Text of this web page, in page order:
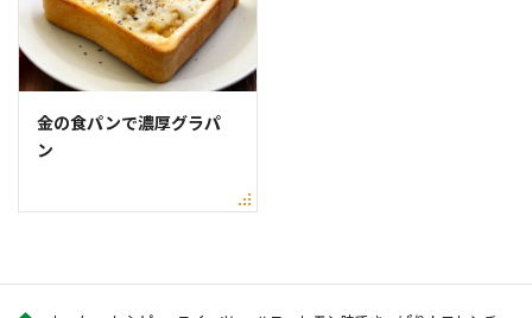
金の食パンで濃厚グラパ
ン